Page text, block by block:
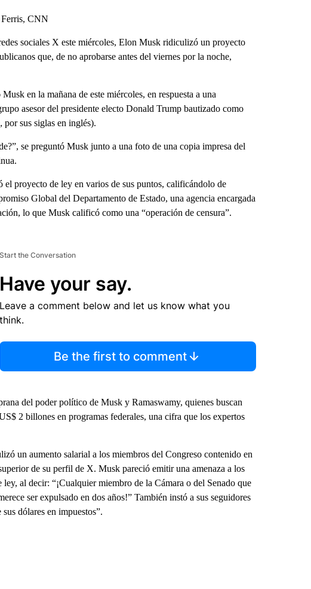
CNN
sociales X este miércoles, Elon Musk ridiculizó un proyecto
que, de no aprobarse antes del viernes por la noche,
en la mañana de este miércoles, en respuesta a una
asesor del presidente electo Donald Trump bautizado como
sus siglas en inglés).
se preguntó Musk junto a una foto de una copia impresa del
el proyecto de ley en varios de sus puntos, calificándolo de
Global del Departamento de Estado, una agencia encargada
lo que Musk calificó como una “operación de censura”.
Start the Conversation
Have your say.
Leave a comment below and let us know what you
think.
Be the first to comment
del poder político de Musk y Ramaswamy, quienes buscan
2 billones en programas federales, una cifra que los expertos
un aumento salarial a los miembros del Congreso contenido en
de su perfil de X. Musk pareció emitir una amenaza a los
al decir: “¡Cualquier miembro de la Cámara o del Senado que
ser expulsado en dos años!” También instó a sus seguidores
dólares en impuestos”.